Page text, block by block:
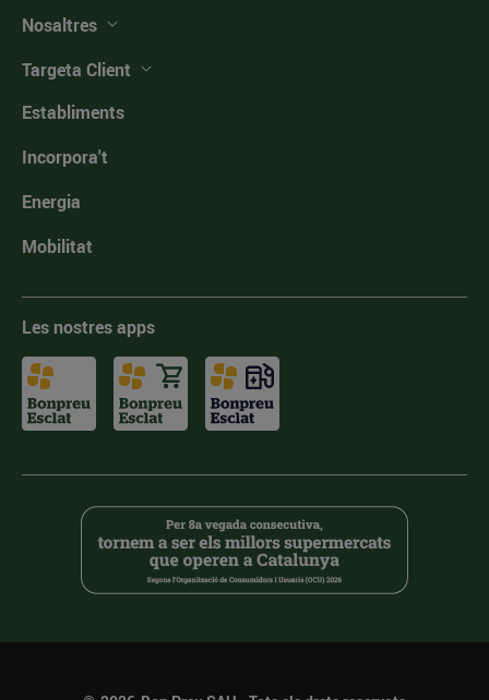
Nosaltres
Targeta Client
Establiments
Incorpora't
Energia
Mobilitat
Les nostres apps